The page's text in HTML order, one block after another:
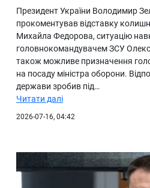
Президент України Володимир
прокоментував відставку
Михайла Федорова, ситуацію
головнокомандувачем ЗСУ
також можливе призначення
на посаду міністра оборони.
держави зробив під…
Читати далі
2026-07-16, 04:42